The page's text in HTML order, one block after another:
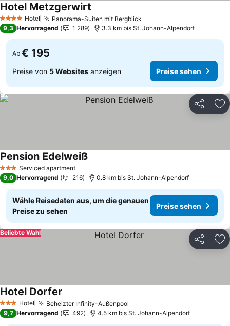
4 Sterne Hotel Panorama-Suiten mit Bergblick
Hotel Metzgerwirt
9,3 Hervorragend 1 289 3.3 km bis St. Johann-Alpendorf
Ab € 195
Preise von 5 Websites anzeigen Preise sehen
Teilen
3 SterneServiced apartment
Pension Edelweiß
9,0 Hervorragend 216 0.8 km bis St. Johann-Alpendorf
Wähle Reisedaten aus, um die genauen
Preise zu sehen
Preise sehen
Teilen
Beliebte Wahl
3 SterneHotel Beheizter Infinity-Außenpool
Hotel Dorfer
9,7 Hervorragend 492 4.5 km bis St. Johann-Alpendorf